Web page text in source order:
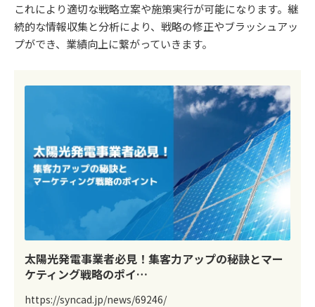
これにより適切な戦略立案や施策実行が可能になります。継
続的な情報収集と分析により、戦略の修正やブラッシュアッ
プができ、業績向上に繋がっていきます。
太陽光発電事業者必見！集客力アップの秘訣とマー
ケティング戦略のポイ…
https://syncad.jp/news/69246/